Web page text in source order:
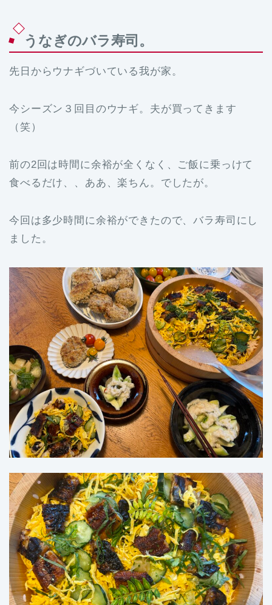
うなぎのバラ寿司。
先日からウナギづいている我が家。
今シーズン３回目のウナギ。夫が買ってきます
（笑）
前の2回は時間に余裕が全くなく、ご飯に乗っけて
食べるだけ、、ああ、楽ちん。でしたが。
今回は多少時間に余裕ができたので、バラ寿司にし
ました。